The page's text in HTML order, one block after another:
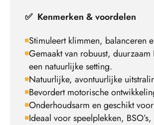
✅ Kenmerken & voordelen
Stimuleert klimmen, balanceren
Gemaakt van robuust,
een natuurlijke setting.
Natuurlijke, avontuurlijke
Bevordert motorische
Onderhoudsarm en geschikt
Ideaal voor speelplekken,